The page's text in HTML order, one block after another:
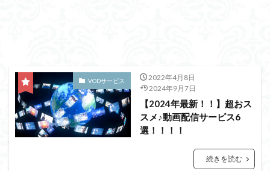
VODサービス
2022年4月8日
2024年9月7日
【2024年最新！！】超おス
スメ♪動画配信サービス6
選！！！！
続きを読む